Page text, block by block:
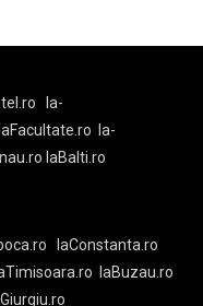
la-
laFacultate.ro
la-
laBalti.ro
laConstanta.ro
laBuzau.ro